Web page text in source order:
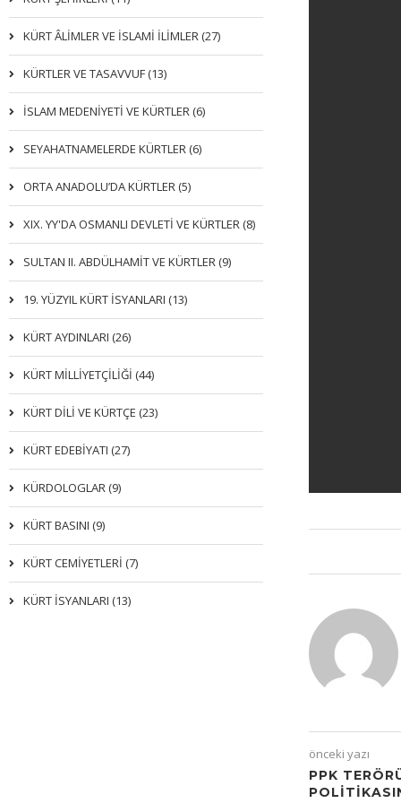
önceki yazı
PPK
KÜRT ÂLİMLER VE İSLAMİ İLİMLER (27)
KÜRTLER VE TASAVVUF (13)
İSLAM MEDENİYETİ VE KÜRTLER (6)
SEYAHATNAMELERDE KÜRTLER (6)
ORTA ANADOLU’DA KÜRTLER (5)
XIX. YY'DA OSMANLI DEVLETI VE KÜRTLER (8)
SULTAN II. ABDÜLHAMİT VE KÜRTLER (9)
19. YÜZYIL KÜRT İSYANLARI (13)
KÜRT AYDINLARI (26)
KÜRT MİLLİYETÇİLİĞİ (44)
KÜRT DİLİ VE KÜRTÇE (23)
KÜRT EDEBİYATI (27)
KÜRDOLOGLAR (9)
KÜRT BASINI (9)
KÜRT CEMİYETLERİ (7)
KÜRT İSYANLARI (13)